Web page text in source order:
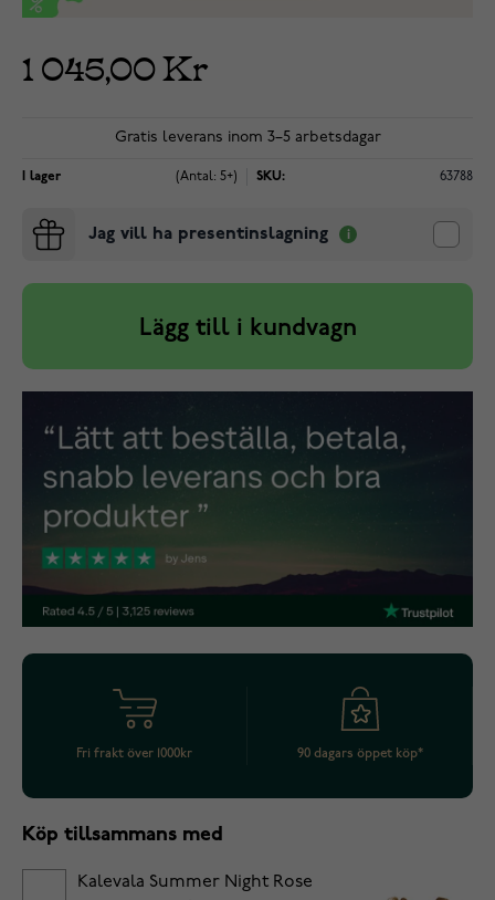
1 045,00 Kr
Gratis leverans inom 3–5 arbetsdagar
I lager (Antal: 5+) SKU: 63788
Jag vill ha presentinslagning
Lägg till i kundvagn
Fri frakt över 1000kr 90 dagars öppet köp*
Köp tillsammans med
Kalevala Summer Night Rose